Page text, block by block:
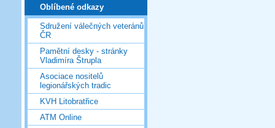
Oblíbené odkazy
Sdružení válečných veteránů
ČR
Pamětní desky - stránky
Vladimíra Štrupla
Asociace nositelů
legionářských tradic
KVH Litobratřice
ATM Online